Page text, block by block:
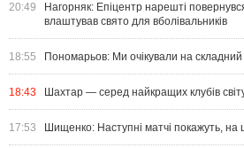
20:49
Нагорняк: Епіцентр нарешті
влаштував свято для вболівальників
18:55 Пономарьов: Ми очікували на
18:43 Шахтар — серед найкращих клубів
17:53 Шищенко: Наступні матчі покажуть, на